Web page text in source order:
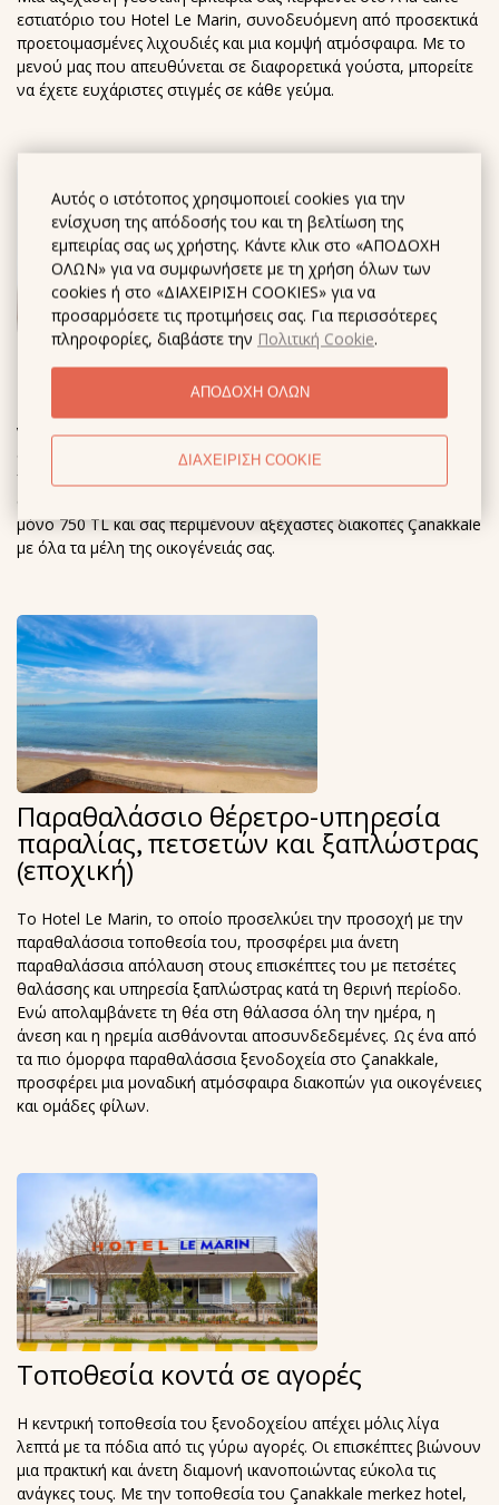
Αυτός ο ιστότοπος χρησιμοποιεί cookies για την
ενίσχυση της απόδοσής του και τη βελτίωση της
εμπειρίας σας ως χρήστης. Κάντε κλικ στο «ΑΠΟΔΟΧΗ
ΟΛΩΝ» για να συμφωνήσετε με τη χρήση όλων των
cookies ή στο «ΔΙΑΧΕΙΡΙΣΗ COOKIES» για να
προσαρμόσετε τις προτιμήσεις σας. Για περισσότερες
πληροφορίες, διαβάστε την Πολιτική Cookie.
ΑΠΟΔΟΧΗ ΟΛΩΝ
ΔΙΑΧΕΙΡΙΣΗ COOKIE
εστιατόριο του Hotel Le Marin, συνοδευόμενη από προσεκτικά
προετοιμασμένες λιχουδιές και μια κομψή ατμόσφαιρα. Με το
μενού μας που απευθύνεται σε διαφορετικά γούστα, μπορείτε
να έχετε ευχάριστες στιγμές σε κάθε γεύμα.
Διαμονή Για Κατοικίδια
να συμπεριλάβετε τους φίλους κατοικίδιων ζώων σας στις
διακοπές. Με το προνόμιο του Pet friendly hotel, θα έχετε μια
γαλήνια εμπειρία με τους καλεσμένους σας σε ένα άνετο και
ασφαλές περιβάλλον. Το τέλος διαμονής για κατοικίδια είναι
μόνο 750 TL και σας περιμένουν αξέχαστες διακοπές Çanakkale
με όλα τα μέλη της οικογένειάς σας.
Παραθαλάσσιο θέρετρο-υπηρεσία
παραλίας, πετσετών και ξαπλώστρας
(εποχική)
Το Hotel Le Marin, το οποίο προσελκύει την προσοχή με την
παραθαλάσσια τοποθεσία του, προσφέρει μια άνετη
παραθαλάσσια απόλαυση στους επισκέπτες του με πετσέτες
θαλάσσης και υπηρεσία ξαπλώστρας κατά τη θερινή περίοδο.
Ενώ απολαμβάνετε τη θέα στη θάλασσα όλη την ημέρα, η
άνεση και η ηρεμία αισθάνονται αποσυνδεδεμένες. Ως ένα από
τα πιο όμορφα παραθαλάσσια ξενοδοχεία στο Çanakkale,
προσφέρει μια μοναδική ατμόσφαιρα διακοπών για οικογένειες
και ομάδες φίλων.
Τοποθεσία κοντά σε αγορές
Η κεντρική τοποθεσία του ξενοδοχείου απέχει μόλις λίγα
λεπτά με τα πόδια από τις γύρω αγορές. Οι επισκέπτες βιώνουν
μια πρακτική και άνετη διαμονή ικανοποιώντας εύκολα τις
ανάγκες τους. Με την τοποθεσία του Çanakkale merkez hotel,